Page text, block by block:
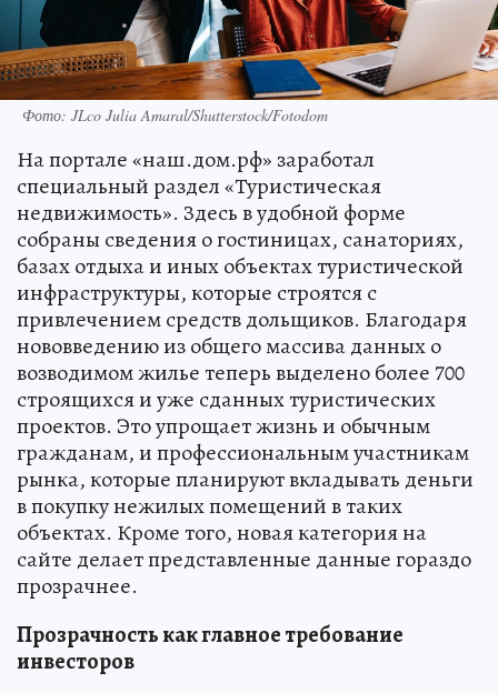
Фото: JLco Julia Amaral/Shutterstock/Fotodom
На портале «наш.дом.рф» заработал
специальный раздел «Туристическая
недвижимость». Здесь в удобной форме
собраны сведения о гостиницах, санаториях,
базах отдыха и иных объектах туристической
инфраструктуры, которые строятся с
привлечением средств дольщиков. Благодаря
нововведению из общего массива данных о
возводимом жилье теперь выделено более 700
строящихся и уже сданных туристических
проектов. Это упрощает жизнь и обычным
гражданам, и профессиональным участникам
рынка, которые планируют вкладывать деньги
в покупку нежилых помещений в таких
объектах. Кроме того, новая категория на
сайте делает представленные данные гораздо
прозрачнее.
Прозрачность как главное требование
инвесторов